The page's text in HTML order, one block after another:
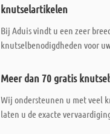
knutselartikelen
Bij Aduis vindt u een zeer
knutselbenodigdheden voor
Meer dan 70 gratis
Wij ondersteunen u met veel
laten u de exacte